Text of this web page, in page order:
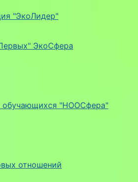
"ЭкоЛидер"
ЭкоСфера
обучающихся "НООСфера"
отношений